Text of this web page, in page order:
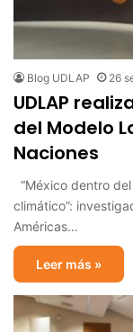
Blog UDLAP 26
UDLAP
del Modelo
Naciones
“México dentro
climático”:
Américas…
Leer más »